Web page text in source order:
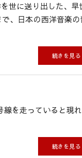
を世に送り出した、早
、日本の西洋音楽の
続きを見る
を走っていると現
続きを見る